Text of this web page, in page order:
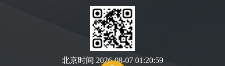
北京时间 2026-08-07 01:21:00